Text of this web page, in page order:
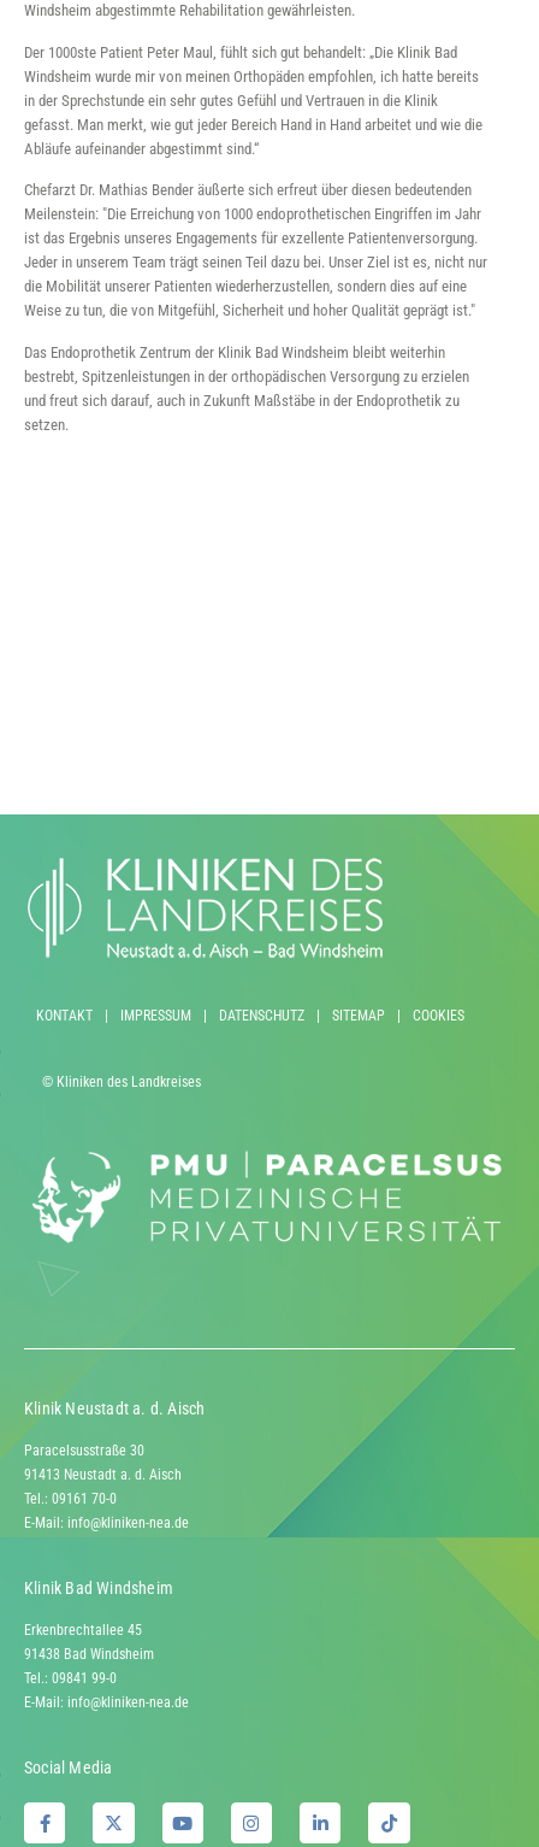
Windsheim abgestimmte Rehabilitation gewährleisten.
Der 1000ste Patient Peter Maul, fühlt sich gut behandelt: „Die Klinik Bad
Windsheim wurde mir von meinen Orthopäden empfohlen, ich hatte bereits
in der Sprechstunde ein sehr gutes Gefühl und Vertrauen in die Klinik
gefasst. Man merkt, wie gut jeder Bereich Hand in Hand arbeitet und wie die
Abläufe aufeinander abgestimmt sind.“
Chefarzt Dr. Mathias Bender äußerte sich erfreut über diesen bedeutenden
Meilenstein: "Die Erreichung von 1000 endoprothetischen Eingriffen im Jahr
ist das Ergebnis unseres Engagements für exzellente Patientenversorgung.
Jeder in unserem Team trägt seinen Teil dazu bei. Unser Ziel ist es, nicht nur
die Mobilität unserer Patienten wiederherzustellen, sondern dies auf eine
Weise zu tun, die von Mitgefühl, Sicherheit und hoher Qualität geprägt ist."
Das Endoprothetik Zentrum der Klinik Bad Windsheim bleibt weiterhin
bestrebt, Spitzenleistungen in der orthopädischen Versorgung zu erzielen
und freut sich darauf, auch in Zukunft Maßstäbe in der Endoprothetik zu
setzen.
KONTAKT IMPRESSUM DATENSCHUTZ SITEMAP COOKIES
© Kliniken des Landkreises
Klinik Neustadt a. d. Aisch
Paracelsusstraße 30
91413 Neustadt a. d. Aisch
Tel.: 09161 70-0
E-Mail: info@kliniken-nea.de
Klinik Bad Windsheim
Erkenbrechtallee 45
91438 Bad Windsheim
Tel.: 09841 99-0
E-Mail: info@kliniken-nea.de
Social Media